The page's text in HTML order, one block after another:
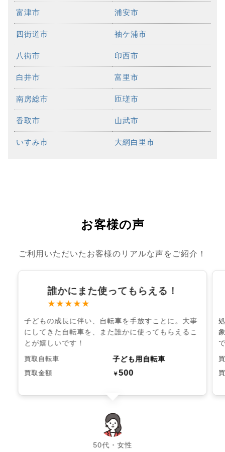
富津市 浦安市
四街道市 袖ケ浦市
八街市 印西市
白井市 富里市
南房総市 匝瑳市
香取市 山武市
いすみ市 大網白里市
お客様の声
ご利用いただいたお客様のリアルな声をご紹介！
誰かにまた使ってもらえる！
★★★★★
子どもの成長に伴い、自転車を手放すことに。大事
にしてきた自転車を、また誰かに使ってもらえるこ
とが嬉しいです！
買取自転車 子ども用自転車
買取金額 ￥500
50代・女性
chevron_left chevron_right